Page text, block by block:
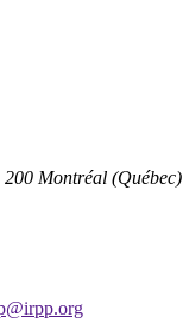
200 Montréal (Québec)